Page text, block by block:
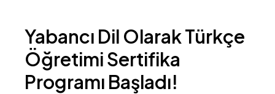
Yabancı Dil Olarak Türkçe
Öğretimi Sertifika
Programı Başladı!